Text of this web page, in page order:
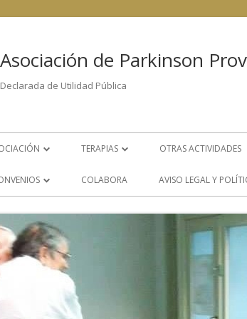
Asociación de Parkinson
Declarada de Utilidad Pública
HUMANO
CON NOSOTROS
TERAPIAS
FISIOTERAPIA
OTRAS ACTIVIDADES
COLABORA AVISO LEGAL Y